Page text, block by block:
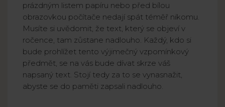
prázdným listem papíru nebo před bílou
obrazovkou počítače nedají spát téměř nikomu.
Musíte si uvědomit, že text, který se objeví v
ročence, tam zůstane nadlouho. Každý, kdo si
bude prohlížet tento výjimečný vzpomínkový
předmět, se na vás bude dívat skrze váš
napsaný text. Stojí tedy za to se vynasnažit,
abyste se do paměti zapsali nadlouho.